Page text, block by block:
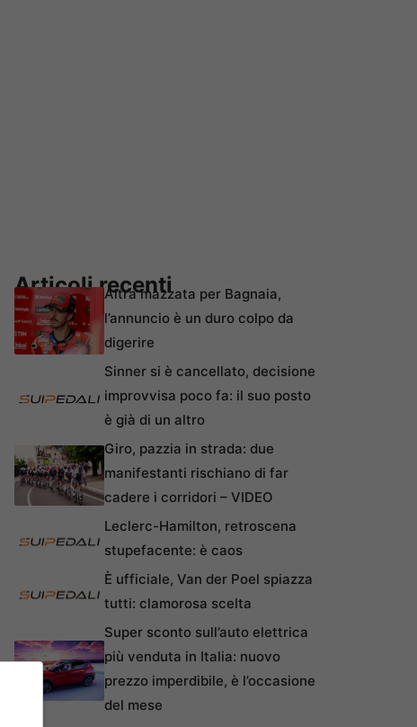
Articoli recentiAltra mazzata per Bagnaia,
l’annuncio è un duro colpo da
digerire
Sinner si è cancellato, decisione
improvvisa poco fa: il suo posto
è già di un altro
Giro, pazzia in strada: due
manifestanti rischiano di far
cadere i corridori – VIDEO
Leclerc-Hamilton, retroscena
stupefacente: è caos
È ufficiale, Van der Poel spiazza
tutti: clamorosa scelta
Super sconto sull’auto elettrica
più venduta in Italia: nuovo
prezzo imperdibile, è l’occasione
del mese